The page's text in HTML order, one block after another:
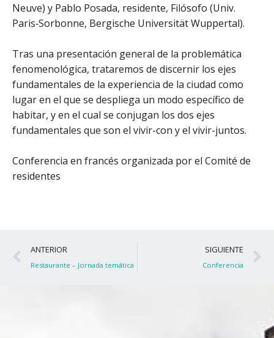
Neuve) y Pablo Posada, residente, Filósofo (Univ.
Paris‐Sorbonne, Bergische Universität Wuppertal).
Tras una presentación general de la problemática
fenomenológica, trataremos de discernir los ejes
fundamentales de la experiencia de la ciudad como
lugar en el que se despliega un modo específico de
habitar, y en el cual se conjugan los dos ejes
fundamentales que son el vivir-con y el vivir-juntos.
Conferencia en francés organizada por el Comité de
residentes
Ant
ANTERIOR
Restaurante – Jornada temática
SIGUIENTE
Conferencia